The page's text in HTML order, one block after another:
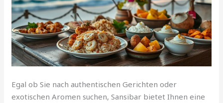
Egal ob Sie nach authentischen Gerichten oder
exotischen Aromen suchen, Sansibar bietet Ihnen eine